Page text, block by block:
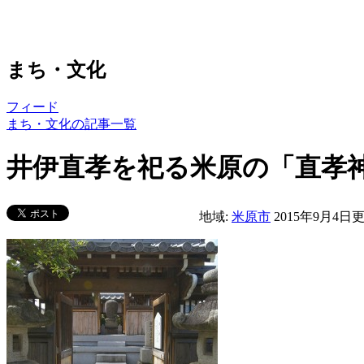
まち・文化
フィード
まち・文化の記事一覧
井伊直孝を祀る米原の「直孝
地域: 米原市 2015年9月4日